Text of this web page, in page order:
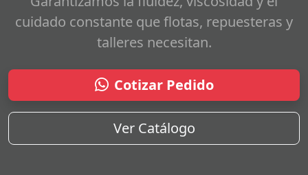
cuidado constante que flotas, repuesteras y
talleres necesitan.
Cotizar Pedido
Ver Catálogo